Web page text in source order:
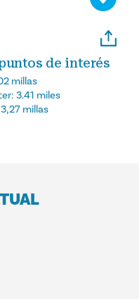
de interés
millas
3.41 miles
millas